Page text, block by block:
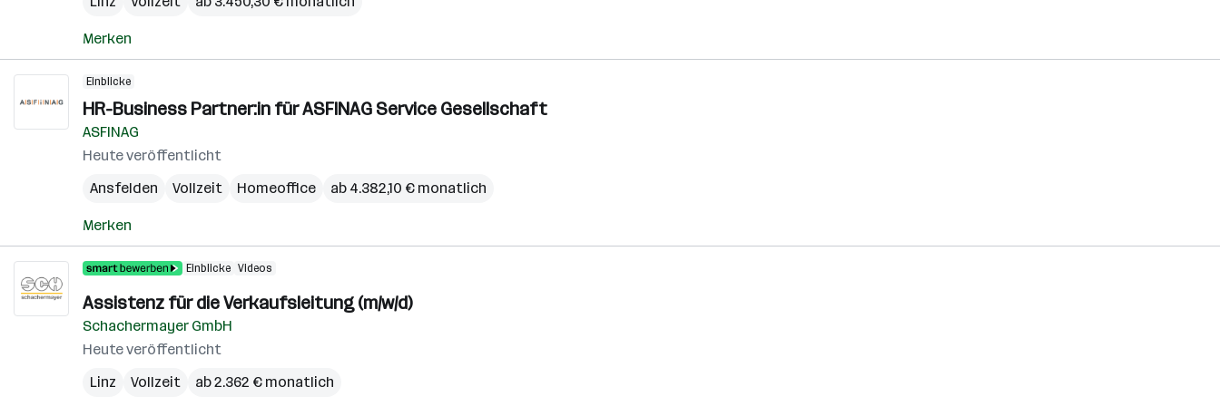
Merken
Einblicke
HR-Business Partner:in für ASFINAG Service Gesellschaft
ASFINAG
Heute veröffentlicht
Ansfelden
Vollzeit Homeoffice ab 4.382,10 € monatlich
Merken
Einblicke Videos
Assistenz für die Verkaufsleitung (m/w/d)
Schachermayer GmbH
Heute veröffentlicht
Linz
Vollzeit ab 2.362 € monatlich